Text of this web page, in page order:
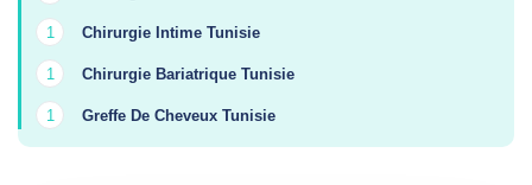
1 Chirurgie Intime Tunisie
1 Chirurgie Bariatrique Tunisie
1 Greffe De Cheveux Tunisie